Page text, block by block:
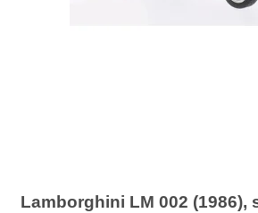
Lamborghini LM 002 (1986),